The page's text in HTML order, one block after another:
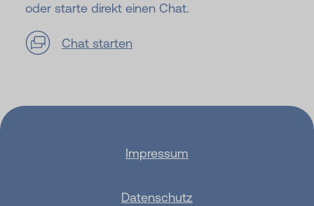
oder starte direkt einen Chat.
Chat starten
Impressum
Datenschutz